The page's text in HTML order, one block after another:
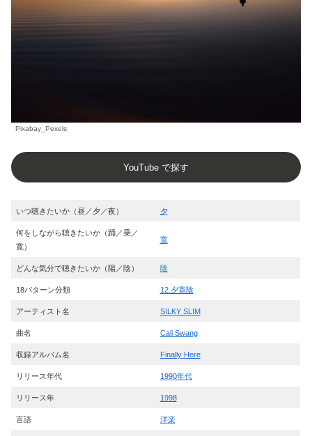
Pixabay_Pexels
YouTube で探す
いつ聴きたいか（昼／夕／夜） 夕
何をしながら聴きたいか（踊／乗／
寛）
寛
どんな気分で聴きたいか（陽／陰） 陰
18パターン分類 12.夕寛陰
アーティスト名 SILKY SLIM
曲名 Cali Swang
収録アルバム名 Finally Here
リリース年代 1990年代
リリース年 1998
言語 洋楽